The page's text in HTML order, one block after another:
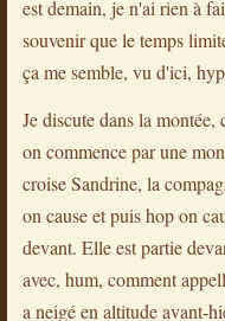
est demain, je n'ai rien à
souvenir que le temps
ça me semble, vu d'ici,
Je discute dans la
on commence par une
croise Sandrine, la
on cause et puis hop on
devant. Elle est partie
avec, hum, comment
a neigé en altitude avant-